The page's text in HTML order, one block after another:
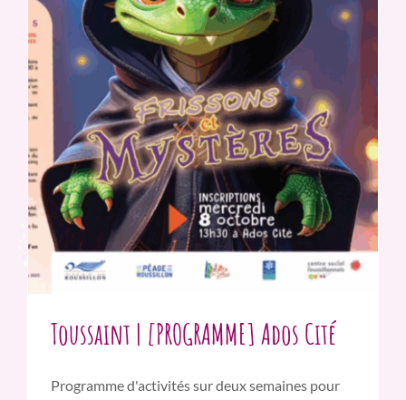
Toussaint | [PROGRAMME] Ados Cité
Programme d'activités sur deux semaines pour